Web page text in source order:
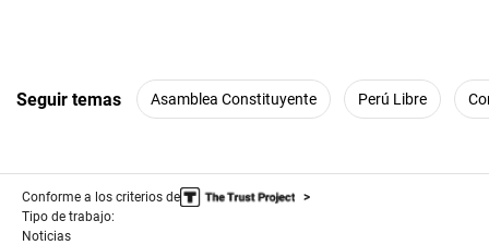
Seguir temas Asamblea Constituyente Perú Libre
Conforme a los criterios de
Tipo de trabajo:
Noticias